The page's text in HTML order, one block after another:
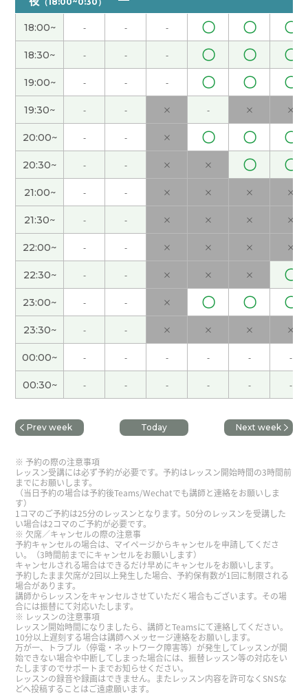
我的公司有用ai的人，但是多不多不知道。下次见
40代 男性 )
谢谢您的支持和帮助。和您学中文很开心。托您的
福，这次旅游一切顺利。下次课也很期待！( 50代
女性 )
谢谢，我喜欢喝茶。下次见 ( 40代 男性 )
谢谢您的课！在日本，黄金周旅游的人挺多。所以
价格很贵。但是这是很宝贵的机会去旅游。和您学
中文很开心。下次见！
( 50代 女性 )
日本现在家庭使用密码锁的不太多的感觉。下次
见！( 40代 男性 )
谢谢，下次见 ( 40代 男性 )
我推荐五月的青森。很好的日本的旅游胜地。樱花
很漂亮。下次见
( 40代 男性 )
谢谢，日本最有名的神社可能叫伊势神宫。 下次见(
40代 男性 )
谢谢您的支持和帮助！在日本，梅雨的季节是从六
月份到七月初。还有两个多月。下次课也很期待
着！( 50代 女性 )
谢谢！日本婚姻介绍所的情况，我不太清楚，可是
我认为最近网上的服务挺多。跟您学中文很开心！
下次见！( 50代 女性 )
谢谢你的好课程。每次我上课你的课我很高兴。下
次见。( 80代 男性 )
谢谢您的课！我家附近有神社。新年的时候去神社
18:00~ - - - 〇 〇 〇
18:30~ - - - 〇 〇 〇
19:00~ - - - 〇 〇 〇
19:30~ - - × - × ×
20:00~ - - × 〇 〇 〇
20:30~ - - × × 〇 〇
21:00~ - - × × × ×
21:30~ - - × × × ×
22:00~ - - × × × ×
22:30~ - - × × × 〇
23:00~ - - × 〇 〇 〇
23:30~ - - × × × ×
00:00~ - - - - - -
00:30~ - - - - - -
Prev week Today Next week
予約の際の注意事項
レッスン受講には必ず予約が必要です。予約はレッスン開始時間の3時間前
までにお願いします。
（当日予約の場合は予約後Teams/Wechatでも講師と連絡をお願いしま
す）
1コマのご予約は25分のレッスンとなります。50分のレッスンを受講した
い場合は2コマのご予約が必要です。
欠席／キャンセルの際の注意事
予約キャンセルの場合は、マイページからキャンセルを申請してくださ
い。（3時間前までにキャンセルをお願いします）
キャンセルされる場合はできるだけ早めにキャンセルをお願いします。
予約したまま欠席が2回以上発生した場合、予約保有数が1回に制限される
場合があります。
講師からレッスンをキャンセルさせていただく場合もございます。その場
合には振替にて対応いたします。
レッスンの注意事項
レッスン開始時間になりましたら、講師とTeamsにて連絡してください。
10分以上遅刻する場合は講師へメッセージ連絡をお願いします。
万が一、トラブル（停電・ネットワーク障害等）が発生してレッスンが開
始できない場合や中断してしまった場合には、振替レッスン等の対応をい
たしますのでサポートまでお知らせください。
レッスンの録音や録画はできません。またレッスン内容を許可なくSNSな
どへ投稿することはご遠慮願います。